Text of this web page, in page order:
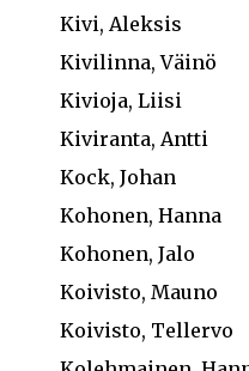
Kivi, Aleksis
Kivilinna, Väinö
Kivioja, Liisi
Kiviranta, Antti
Kock, Johan
Kohonen, Hanna
Kohonen, Jalo
Koivisto, Mauno
Koivisto, Tellervo